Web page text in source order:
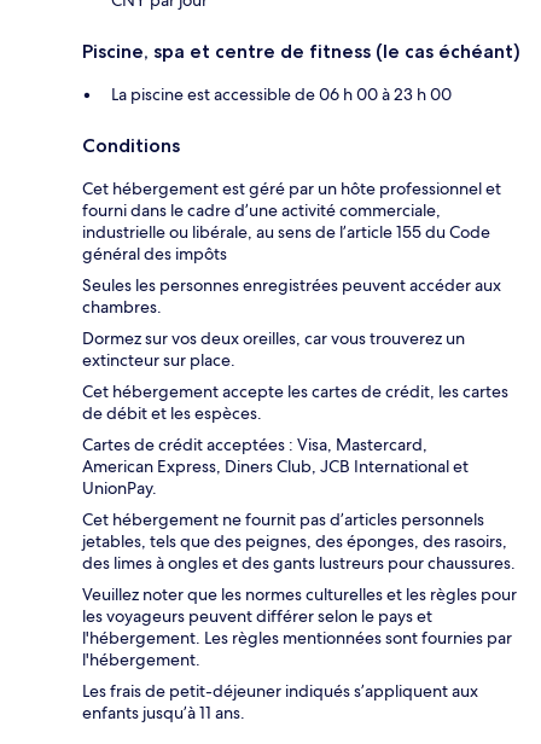
Piscine, spa et centre de fitness (le cas échéant)
La piscine est accessible de 06 h 00 à 23 h 00
Conditions
Cet hébergement est géré par un hôte professionnel et
fourni dans le cadre d’une activité commerciale,
industrielle ou libérale, au sens de l’article 155 du Code
général des impôts
Seules les personnes enregistrées peuvent accéder aux
chambres.
Dormez sur vos deux oreilles, car vous trouverez un
extincteur sur place.
Cet hébergement accepte les cartes de crédit, les cartes
de débit et les espèces.
Cartes de crédit acceptées : Visa, Mastercard,
American Express, Diners Club, JCB International et
UnionPay.
Cet hébergement ne fournit pas d’articles personnels
jetables, tels que des peignes, des éponges, des rasoirs,
des limes à ongles et des gants lustreurs pour chaussures.
Veuillez noter que les normes culturelles et les règles pour
les voyageurs peuvent différer selon le pays et
l'hébergement. Les règles mentionnées sont fournies par
l'hébergement.
Les frais de petit-déjeuner indiqués s’appliquent aux
enfants jusqu’à 11 ans.